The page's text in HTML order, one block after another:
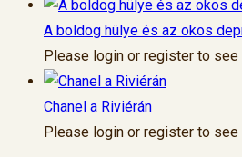
A boldog hülye és az okos
Please login or register to see
Chanel a Riviérán
Please login or register to see